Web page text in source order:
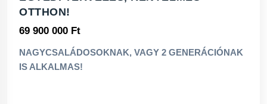
OTTHON!
69 900 000 Ft
NAGYCSALÁDOSOKNAK, VAGY 2 GENERÁCIÓNAK
IS ALKALMAS!